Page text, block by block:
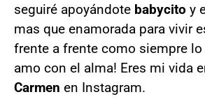
seguiré apoyándote babycito y
mas que enamorada para vivir
frente a frente como siempre
amo con el alma! Eres mi vida
Carmen en Instagram.